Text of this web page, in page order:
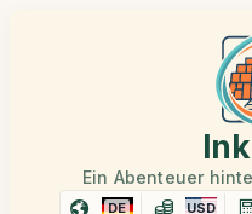
Ein Abenteuer
DE USD